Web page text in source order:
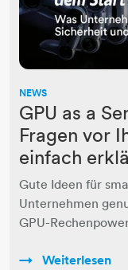
NEWS
GPU as a
Fragen vor
einfach
Gute Ideen für
Unternehmen
GPU-
Weiterlesen